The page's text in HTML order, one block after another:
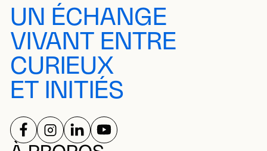
UN ÉCHANGE
VIVANT ENTRE
CURIEUX
ET INITIÉS
SUIVEZ-NOUS SUR
SUIVEZ-NOUS SUR
SUIVEZ-NOUS SUR
SUIVEZ-NOUS SUR